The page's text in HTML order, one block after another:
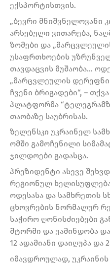
ექსპორტისთვის.
„ბევრი მნიშვნელოვანი
არსებული ვითარება,
ზომები და
უსაფრთხოების
თავდაცვის მუშაობა…
„მარცვლეულის
ჩვენი ბრიგადები“, –
პლატფორმა
თაობაზე საუბრისას.
ზელენსკი უკრაინელ
ომში გამოჩენილი
ჯილდოები გადასცა.
პრეზიდენტი ასევე
რეგიონულ
ოდესასა და სამხრეთის
ცხოვრების ნორმალურ
საჭირო ღონისძიებები
შტორმი და უამინდობა
12 ადამიანი დაიღუპა და
იმავდროულად, უკრაინის